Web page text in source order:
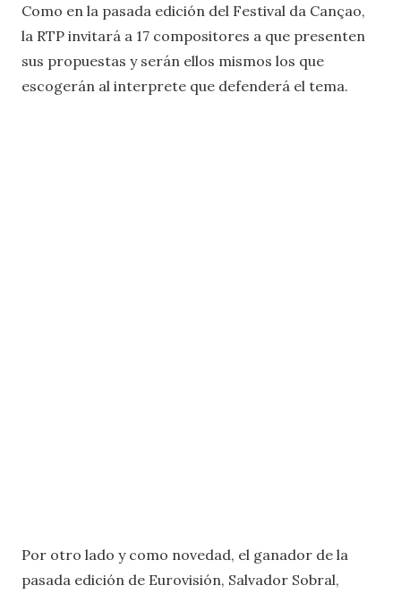
Como en la pasada edición del Festival da Cançao,
la RTP invitará a 17 compositores a que presenten
sus propuestas y serán ellos mismos los que
escogerán al interprete que defenderá el tema.
Por otro lado y como novedad, el ganador de la
pasada edición de Eurovisión, Salvador Sobral,